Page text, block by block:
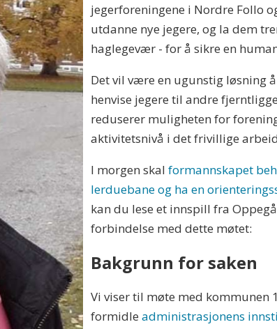
jegerforeningene i Nordre Follo
utdanne nye jegere, og la dem
haglegevær - for å sikre en
Det vil være en ugunstig løsning
henvise jegere til andre
reduserer muligheten for
aktivitetsnivå i det frivillige
I morgen skal formannskapet
lerduebane og ha en
kan du lese et innspill fra
forbindelse med dette møtet:
Bakgrunn for saken
Vi viser til møte med kommunen
formidle administrasjonens